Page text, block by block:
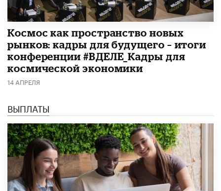
Космос как пространство новых
рынков: кадры для будущего – итоги
конференции #ВДЕЛЕ_Кадры для
космической экономики
14 АПРЕЛЯ
ВЫПЛАТЫ